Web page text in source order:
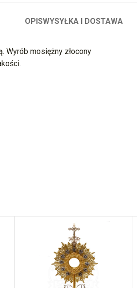
OPISWYSYŁKA I DOSTAWA
Wyrób mosiężny złocony